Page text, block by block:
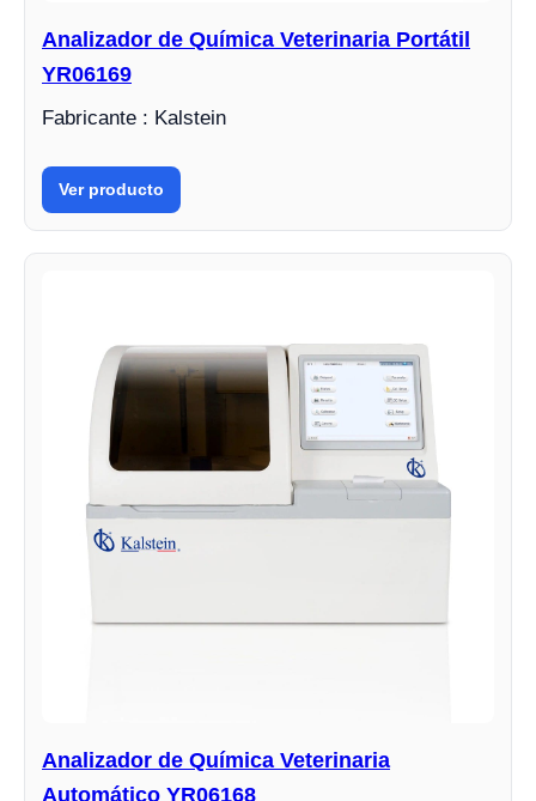
Analizador de Química Veterinaria Portátil
YR06169
Fabricante : Kalstein
Ver producto
Analizador de Química Veterinaria
Automático YR06168